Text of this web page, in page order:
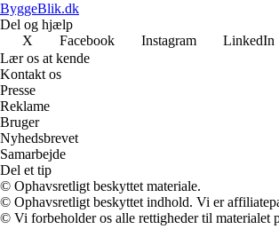
ByggeBlik.dk
Del og hjælp
X
Facebook Instagram LinkedIn
Lær os at kende
Kontakt os
Presse
Reklame
Bruger
Nyhedsbrevet
Samarbejde
Del et tip
© Ophavsretligt beskyttet materiale.
© Ophavsretligt beskyttet indhold. Vi er
© Vi forbeholder os alle rettigheder til materialet